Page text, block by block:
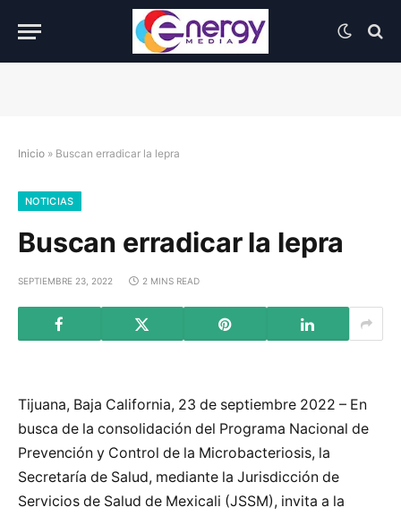
Inicio » Buscan erradicar la lepra
NOTICIAS
Buscan erradicar la lepra
SEPTIEMBRE 23, 2022 2 MINS READ
Tijuana, Baja California, 23 de septiembre 2022 – En
busca de la consolidación del Programa Nacional de
Prevención y Control de la Microbacteriosis, la
Secretaría de Salud, mediante la Jurisdicción de
Servicios de Salud de Mexicali (JSSM), invita a la